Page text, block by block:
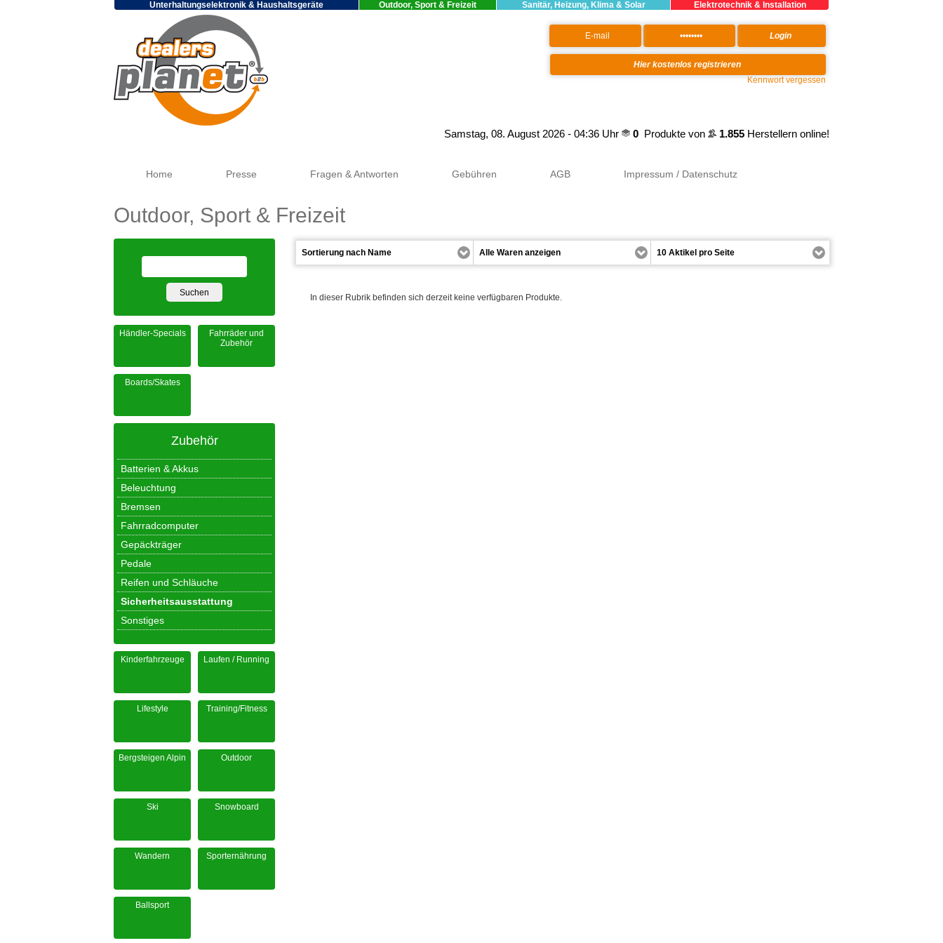
Unterhaltungselektronik & Haushaltsgeräte Outdoor, Sport & Freizeit Sanitär, Heizung, Klima & Solar Elektrotechnik & Installation
Kennwort vergessen
Samstag, 08. August 2026 - 04:36 Uhr 0 Produkte von 1.855 Herstellern online!
Home Presse Fragen & Antworten Gebühren AGB Impressum / Datenschutz
Outdoor, Sport & Freizeit
In dieser Rubrik befinden sich derzeit keine verfügbaren Produkte.
Händler-Specials
Fahrräder und
Zubehör
Boards/Skates
Zubehör
Batterien & Akkus
Beleuchtung
Bremsen
Fahrradcomputer
Gepäckträger
Pedale
Reifen und Schläuche
Sicherheitsausstattung
Sonstiges
Kinderfahrzeuge Laufen / Running
Lifestyle Training/Fitness
Bergsteigen Alpin Outdoor
Ski Snowboard
Wandern Sporternährung
Ballsport